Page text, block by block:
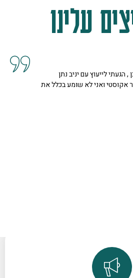
עלינו
קיבלנו שרות מצוין, הסברים
נחמדה מאוד בשם קרן היא המליצה